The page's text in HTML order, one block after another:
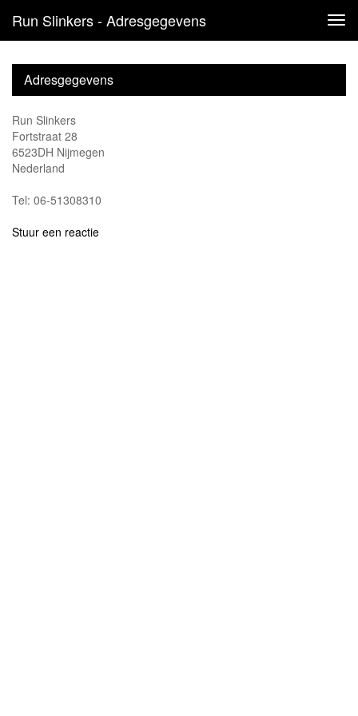
Run Slinkers - Adresgegevens
Adresgegevens
Run Slinkers
Fortstraat 28
6523DH Nijmegen
Nederland
Tel: 06-51308310
Stuur een reactie